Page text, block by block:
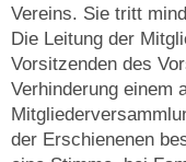
Vereins. Sie tritt
Die Leitung der
Vorsitzenden des
Verhinderung einem
der Erschienenen